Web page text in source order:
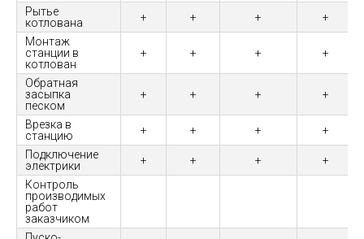
Рытье
котлована
+ + +
+
Монтаж
станции в
котлован
+ + + +
Обратная
засыпка
песком
+ + + +
Врезка в
станцию
+ + +
+
Подключение
электрики
+ + +
+
Контроль
производимых
работ
заказчиком